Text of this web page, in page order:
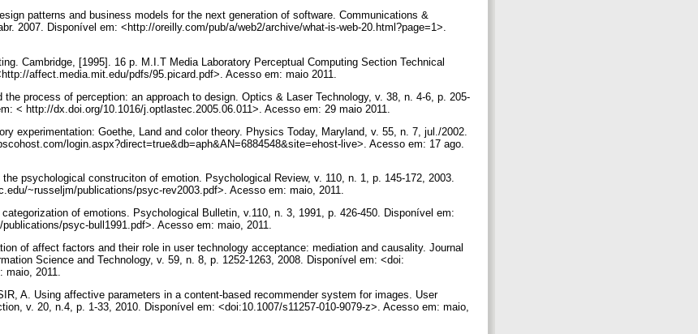
patterns and business models for the next generation of software. Communications &
2007. Disponível em: <http://oreilly.com/pub/a/web2/archive/what-is-web-20.html?page=1>.
Cambridge, [1995]. 16 p. M.I.T Media Laboratory Perceptual Computing Section Technical
affect.media.mit.edu/pdfs/95.picard.pdf>. Acesso em: maio 2011.
the process of perception: an approach to design. Optics & Laser Technology, v. 38, n. 4-6, p. 205-
< http://dx.doi.org/10.1016/j.optlastec.2005.06.011>. Acesso em: 29 maio 2011.
experimentation: Goethe, Land and color theory. Physics Today, Maryland, v. 55, n. 7, jul./2002.
login.aspx?direct=true&db=aph&AN=6884548&site=ehost-live>. Acesso em: 17 ago.
psychological construciton of emotion. Psychological Review, v. 110, n. 1, p. 145-172, 2003.
~russeljm/publications/psyc-rev2003.pdf>. Acesso em: maio, 2011.
of emotions. Psychological Bulletin, v.110, n. 3, 1991, p. 426-450. Disponível em:
psyc-bull1991.pdf>. Acesso em: maio, 2011.
of affect factors and their role in user technology acceptance: mediation and causality. Journal
Science and Technology, v. 59, n. 8, p. 1252-1263, 2008. Disponível em: <doi:
maio, 2011.
A. Using affective parameters in a content-based recommender system for images. User
v. 20, n.4, p. 1-33, 2010. Disponível em: <doi:10.1007/s11257-010-9079-z>. Acesso em: maio,